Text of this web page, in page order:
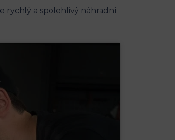
rychlý a spolehlivý náhradní